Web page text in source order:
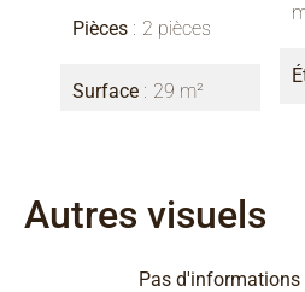
Pièces 2 pièces
Surface 29 m²
Autres visuels
Pas